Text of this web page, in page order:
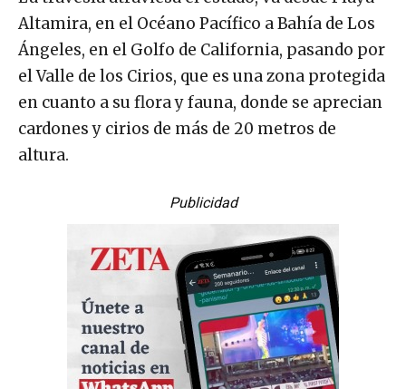
Altamira, en el Océano Pacífico a Bahía de Los
Ángeles, en el Golfo de California, pasando por
el Valle de los Cirios, que es una zona protegida
en cuanto a su flora y fauna, donde se aprecian
cardones y cirios de más de 20 metros de
altura.
Publicidad